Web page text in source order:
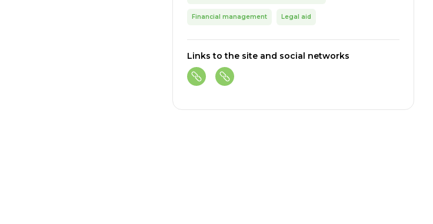
Financial management Legal aid
Links to the site and social networks